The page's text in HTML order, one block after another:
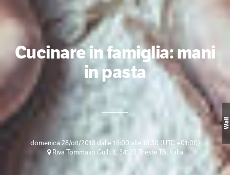
Cucinare in famiglia: mani
in pasta
domenica 28/ott/2018 dalle 16:00 alle 18:30 (UTC +01:00)
Riva Tommaso Gulli, 1, 34123 Trieste TS, Italia
Wall